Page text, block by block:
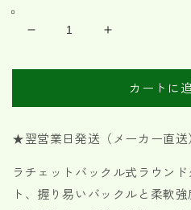
ベ
ト
青
ラ
ベ
ト
青
カートに
★翌営業日発送（メーカー直
ラチェットバックル式ラウン
ト、握り易いバックルと柔軟